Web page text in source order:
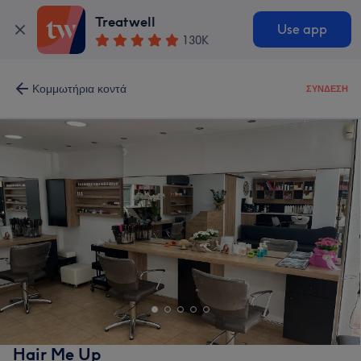
Treatwell
130K
Use app
Κομμωτήρια κοντά ΣΎΝΔΕΣΗ
Hair Me Up